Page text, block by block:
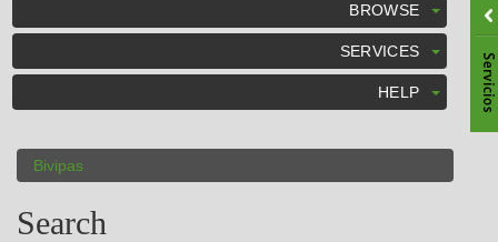
BROWSE
SERVICES
HELP
Bivipas
Search